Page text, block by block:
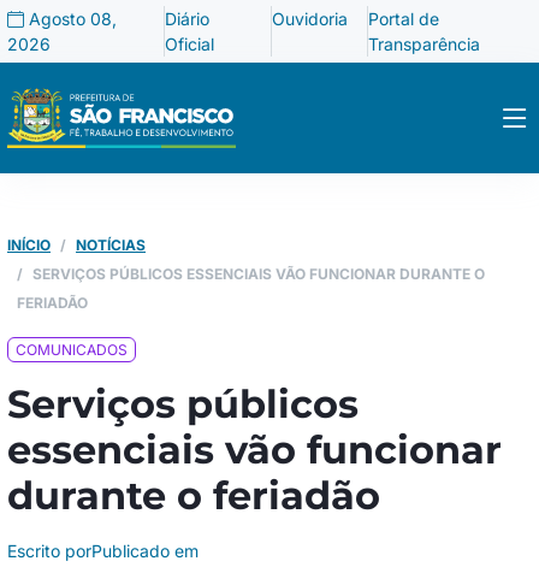
Agosto 08,
2026
Diário
Oficial
Ouvidoria
Portal de
Transparência
INÍCIO
NOTÍCIAS
SERVIÇOS PÚBLICOS ESSENCIAIS VÃO FUNCIONAR DURANTE O
FERIADÃO
COMUNICADOS
Serviços públicos
essenciais vão funcionar
durante o feriadão
Escrito porPublicado em